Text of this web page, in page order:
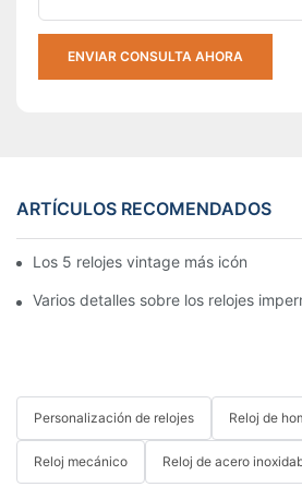
ENVIAR CONSULTA AHORA
ARTÍCULOS RECOMENDADOS
Los 5 relojes vintage más icónicos |
Varios detalles sobre los relojes
Personalización de relojes Reloj de
Reloj mecánico Reloj de acero